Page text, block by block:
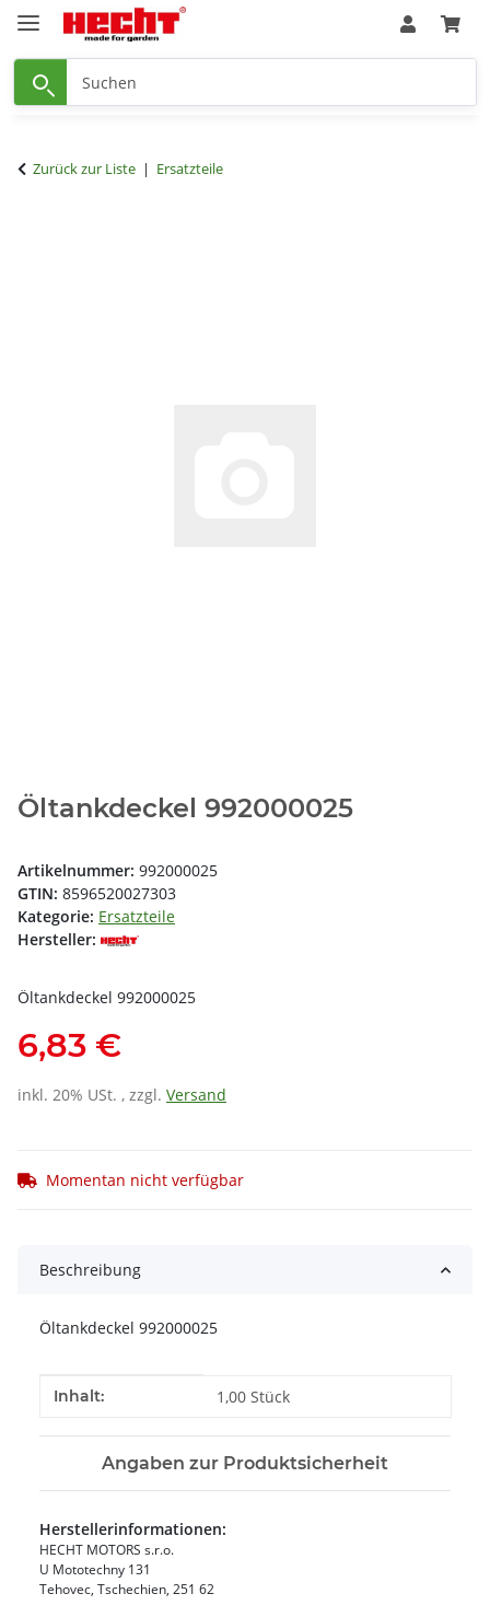
Zurück zur Liste Ersatzteile
Öltankdeckel 992000025
Artikelnummer: 992000025
GTIN: 8596520027303
Kategorie: Ersatzteile
Hersteller:
Öltankdeckel 992000025
6,83 €
inkl. 20% USt. , zzgl. Versand
Momentan nicht verfügbar
Beschreibung
Öltankdeckel 992000025
Produkteigenschaft
Wert
Inhalt: 1,00 Stück
Angaben zur Produktsicherheit
Herstellerinformationen:
HECHT MOTORS s.r.o.
U Mototechny 131
Tehovec, Tschechien, 251 62